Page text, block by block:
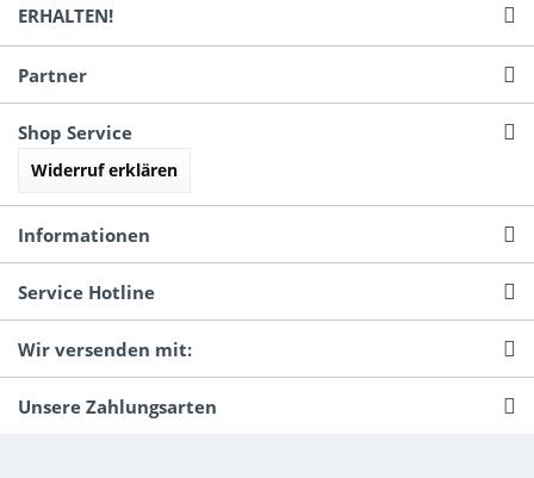
ERHALTEN!
Partner
Shop Service
Widerruf erklären
Informationen
Service Hotline
Wir versenden mit:
Unsere Zahlungsarten